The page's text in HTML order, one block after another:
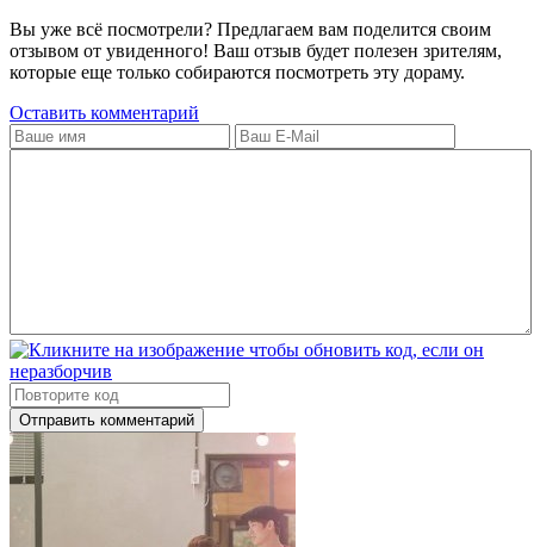
Вы уже всё посмотрели? Предлагаем вам поделится своим
отзывом от увиденного! Ваш отзыв будет полезен зрителям,
которые еще только собираются посмотреть эту дораму.
Оставить комментарий
Отправить комментарий